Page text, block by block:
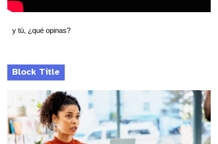
y tú, ¿qué opinas?
Block Title